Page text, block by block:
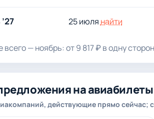
25 июля найти
— ноябрь: от 9 817 ₽ в одну
на
действующие прямо сейчас;